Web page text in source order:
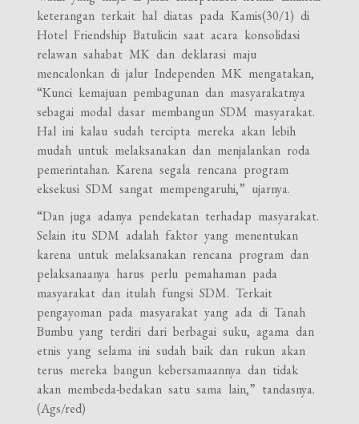
keterangan terkait hal diatas pada Kamis(30/1) di
Hotel Friendship Batulicin saat acara konsolidasi
relawan sahabat MK dan deklarasi maju
mencalonkan di jalur Independen MK mengatakan,
“Kunci kemajuan pembagunan dan masyarakatnya
sebagai modal dasar membangun SDM masyarakat.
Hal ini kalau sudah tercipta mereka akan lebih
mudah untuk melaksanakan dan menjalankan roda
pemerintahan. Karena segala rencana program
eksekusi SDM sangat mempengaruhi,” ujarnya.
“Dan juga adanya pendekatan terhadap masyarakat.
Selain itu SDM adalah faktor yang menentukan
karena untuk melaksanakan rencana program dan
pelaksanaanya harus perlu pemahaman pada
masyarakat dan itulah fungsi SDM. Terkait
pengayoman pada masyarakat yang ada di Tanah
Bumbu yang terdiri dari berbagai suku, agama dan
etnis yang selama ini sudah baik dan rukun akan
terus mereka bangun kebersamaannya dan tidak
akan membeda-bedakan satu sama lain,” tandasnya.
(Ags/red)